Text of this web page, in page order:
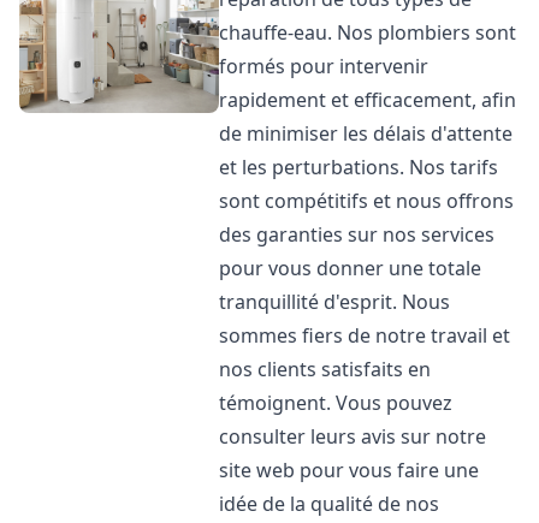
chauffe-eau. Nos plombiers sont
formés pour intervenir
rapidement et efficacement, afin
de minimiser les délais d'attente
et les perturbations. Nos tarifs
sont compétitifs et nous offrons
des garanties sur nos services
pour vous donner une totale
tranquillité d'esprit. Nous
sommes fiers de notre travail et
nos clients satisfaits en
témoignent. Vous pouvez
consulter leurs avis sur notre
site web pour vous faire une
idée de la qualité de nos